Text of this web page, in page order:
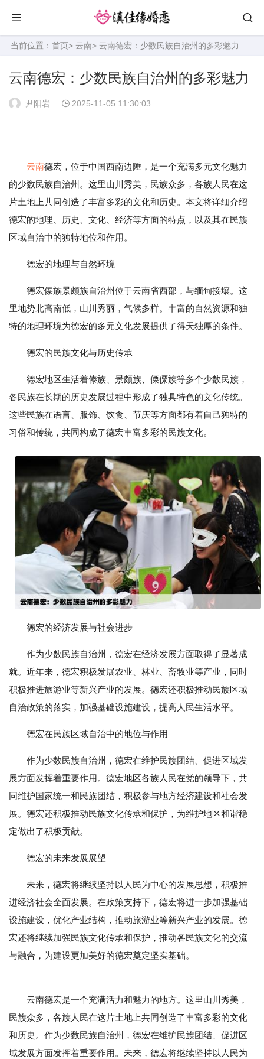
当前位置： 首页> 云南> 云南德宏：少数民族自治州的多彩魅力
云南德宏：少数民族自治州的多彩魅力
尹阳岩 2025-11-05 11:30:03
云南德宏，位于中国西南边陲，是一个充满多元文化魅力
的少数民族自治州。这里山川秀美，民族众多，各族人民在这
片土地上共同创造了丰富多彩的文化和历史。本文将详细介绍
德宏的地理、历史、文化、经济等方面的特点，以及其在民族
区域自治中的独特地位和作用。
德宏的地理与自然环境
德宏傣族景颇族自治州位于云南省西部，与缅甸接壤。这
里地势北高南低，山川秀丽，气候多样。丰富的自然资源和独
特的地理环境为德宏的多元文化发展提供了得天独厚的条件。
德宏的民族文化与历史传承
德宏地区生活着傣族、景颇族、傈僳族等多个少数民族，
各民族在长期的历史发展过程中形成了独具特色的文化传统。
这些民族在语言、服饰、饮食、节庆等方面都有着自己独特的
习俗和传统，共同构成了德宏丰富多彩的民族文化。
德宏的经济发展与社会进步
作为少数民族自治州，德宏在经济发展方面取得了显著成
就。近年来，德宏积极发展农业、林业、畜牧业等产业，同时
积极推进旅游业等新兴产业的发展。德宏还积极推动民族区域
自治政策的落实，加强基础设施建设，提高人民生活水平。
德宏在民族区域自治中的地位与作用
作为少数民族自治州，德宏在维护民族团结、促进区域发
展方面发挥着重要作用。德宏地区各族人民在党的领导下，共
同维护国家统一和民族团结，积极参与地方经济建设和社会发
展。德宏还积极推动民族文化传承和保护，为维护地区和谐稳
定做出了积极贡献。
德宏的未来发展展望
未来，德宏将继续坚持以人民为中心的发展思想，积极推
进经济社会全面发展。在政策支持下，德宏将进一步加强基础
设施建设，优化产业结构，推动旅游业等新兴产业的发展。德
宏还将继续加强民族文化传承和保护，推动各民族文化的交流
与融合，为建设更加美好的德宏奠定坚实基础。
云南德宏是一个充满活力和魅力的地方。这里山川秀美，
民族众多，各族人民在这片土地上共同创造了丰富多彩的文化
和历史。作为少数民族自治州，德宏在维护民族团结、促进区
域发展方面发挥着重要作用。未来，德宏将继续坚持以人民为